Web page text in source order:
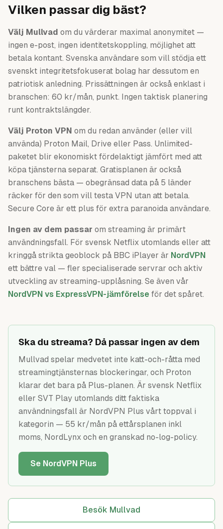
Vilken passar dig bäst?
Välj Mullvad om du värderar maximal anonymitet —
ingen e-post, ingen identitetskoppling, möjlighet att
betala kontant. Svenska användare som vill stödja ett
svenskt integritetsfokuserat bolag har dessutom en
patriotisk anledning. Prissättningen är också enklast i
branschen: 60 kr/mån, punkt. Ingen taktisk planering
runt kontraktslängder.
Välj Proton VPN om du redan använder (eller vill
använda) Proton Mail, Drive eller Pass. Unlimited-
paketet blir ekonomiskt fördelaktigt jämfört med att
köpa tjänsterna separat. Gratisplanen är också
branschens bästa — obegränsad data på 5 länder
räcker för den som vill testa VPN utan att betala.
Secure Core är ett plus för extra paranoida användare.
Ingen av dem passar om streaming är primärt
användningsfall. För svensk Netflix utomlands eller att
kringgå strikta geoblock på BBC iPlayer är NordVPN
ett bättre val — fler specialiserade servrar och aktiv
utveckling av streaming-upplåsning. Se även vår
NordVPN vs ExpressVPN-jämförelse för det spåret.
Ska du streama? Då passar ingen av dem
Mullvad spelar medvetet inte katt-och-råtta med
streamingtjänsternas blockeringar, och Proton
klarar det bara på Plus-planen. Är svensk Netflix
eller SVT Play utomlands ditt faktiska
användningsfall är NordVPN Plus vårt toppval i
kategorin — 55 kr/mån på ettårsplanen inkl
moms, NordLynx och en granskad no-log-policy.
Se NordVPN Plus
Besök Mullvad